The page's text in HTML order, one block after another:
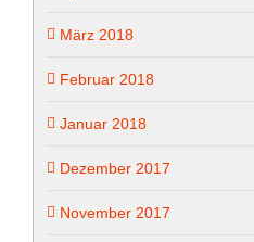
März 2018
Februar 2018
Januar 2018
Dezember 2017
November 2017